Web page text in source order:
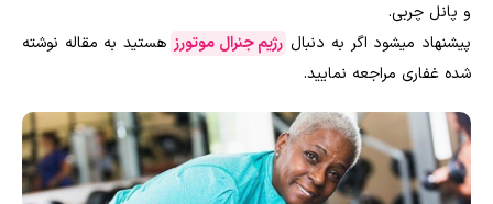
و پانل چربی.
پیشنهاد میشود اگر به دنبال رژیم جنرال موتورز هستید به مقاله نوشته
شده غفاری مراجعه نمایید.